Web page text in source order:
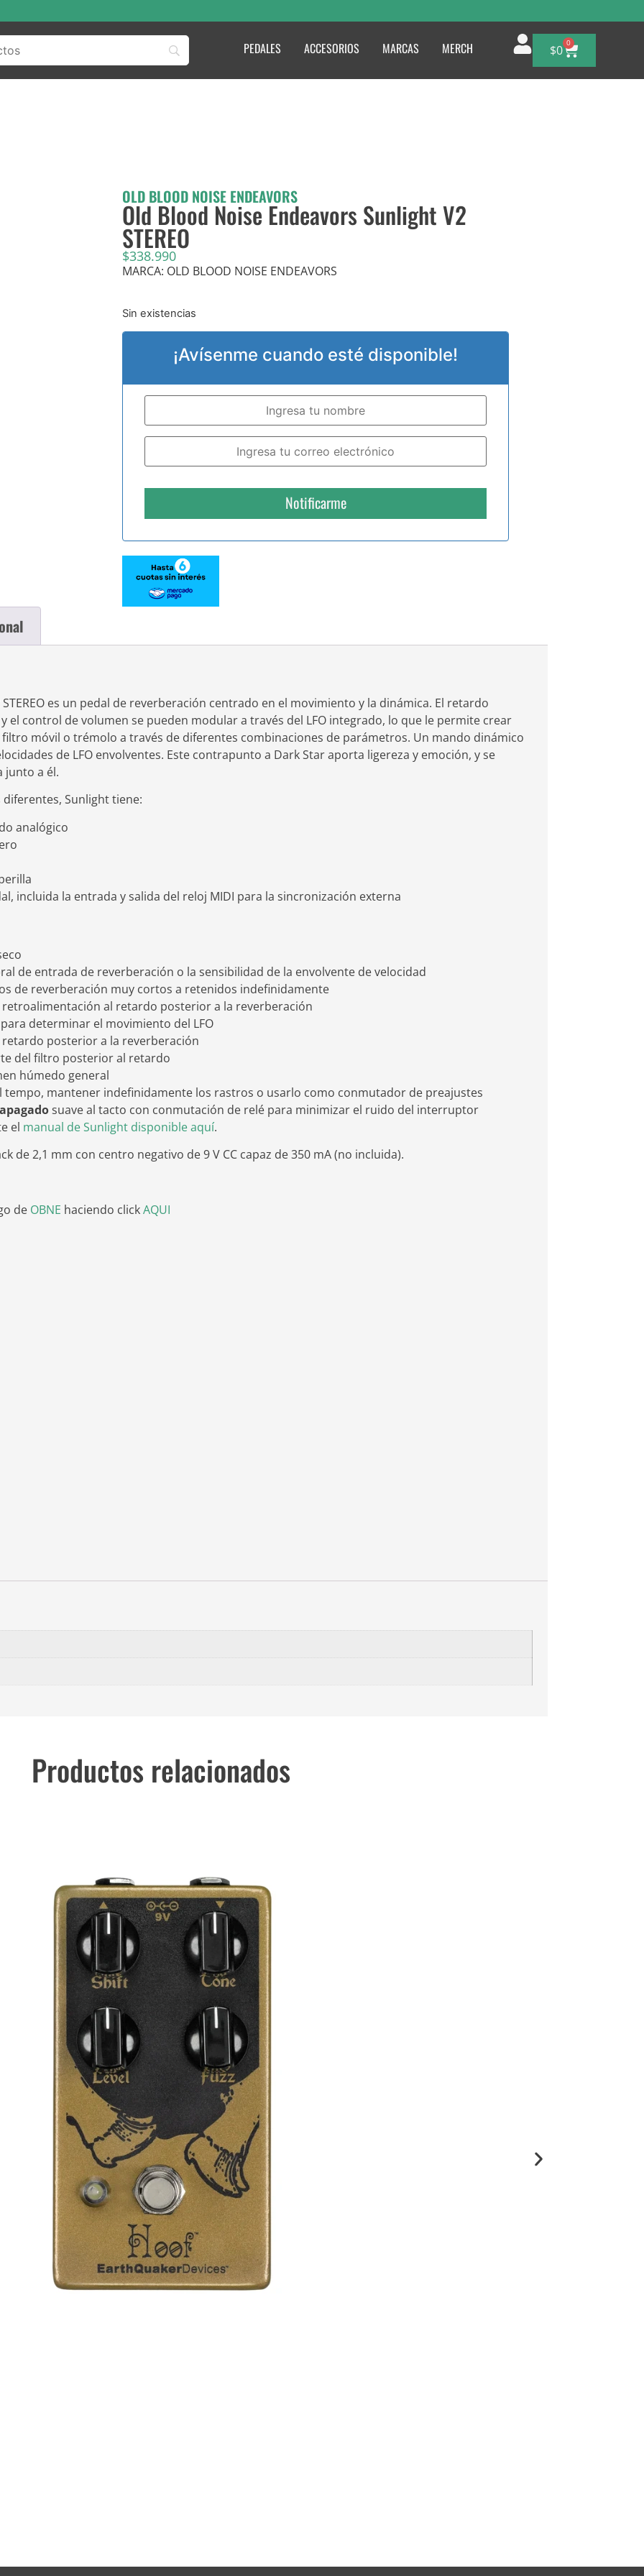
PEDALES ACCESORIOS MARCAS MERCH $0 0
OLD BLOOD NOISE ENDEAVORS
Old Blood Noise Endeavors Sunlight V2
STEREO
$338.990
MARCA: OLD BLOOD NOISE ENDEAVORS
Sin existencias
¡Avísenme cuando esté disponible!
Notificarme
es un pedal de reverberación centrado en el movimiento y la dinámica. El retardo
el control de volumen se pueden modular a través del LFO integrado, lo que le permite crear
móvil o trémolo a través de diferentes combinaciones de parámetros. Un mando dinámico
de LFO envolventes. Este contrapunto a Dark Star aporta ligereza y emoción, y se
junto a él.
Sunlight tiene:
analógico
incluida la entrada y salida del reloj MIDI para la sincronización externa
de entrada de reverberación o la sensibilidad de la envolvente de velocidad
de reverberación muy cortos a retenidos indefinidamente
retroalimentación al retardo posterior a la reverberación
para determinar el movimiento del LFO
posterior a la reverberación
del filtro posterior al retardo
húmedo general
tempo, mantener indefinidamente los rastros o usarlo como conmutador de preajustes
suave al tacto con conmutación de relé para minimizar el ruido del interruptor
el manual de Sunlight disponible aquí.
de 2,1 mm con centro negativo de 9 V CC capaz de 350 mA (no incluida).
de OBNE haciendo clickAQUI
Productos relacionados